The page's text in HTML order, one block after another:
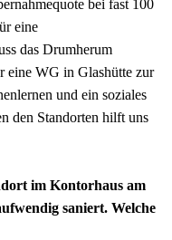
bei fast 100
eine
das Drumherum
eine WG in Glashütte zur
und ein soziales
den Standorten hilft uns
im Kontorhaus am
saniert. Welche